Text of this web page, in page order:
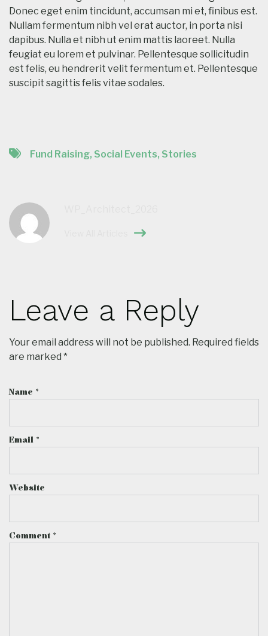
Donec eget enim tincidunt, accumsan mi et, finibus est.
Nullam fermentum nibh vel erat auctor, in porta nisi
dapibus. Nulla et nibh ut enim mattis laoreet. Nulla
feugiat eu lorem et pulvinar. Pellentesque sollicitudin
est felis, eu hendrerit velit fermentum et. Pellentesque
suscipit sagittis felis vitae sodales.
Fund Raising, Social Events, Stories
Leave a Reply
Your email address will not be published. Required fields
are marked *
Name *
Email *
Website
Comment *